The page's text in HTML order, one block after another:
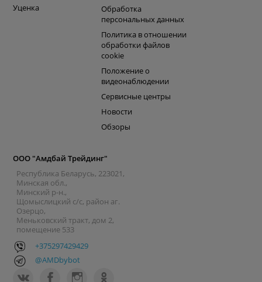
Уценка
Обработка
персональных данных
Политика в отношении
обработки файлов
cookie
Положение о
видеонаблюдении
Сервисные центры
Новости
Обзоры
ООО "Амдбай Трейдинг"
Республика Беларусь, 223021,
Минская обл.,
Минский р-н.,
Щомыслицкий с/с, район аг.
Озерцо,
Меньковский тракт, дом 2,
помещение 533
+375297429429
@AMDbybot